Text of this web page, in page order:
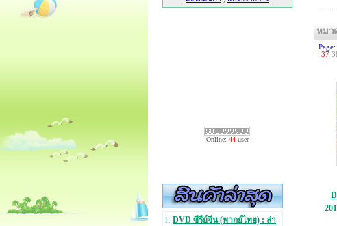
Online: 44user
1. DVD ซีรีย์จีน (พากย์ไทย) : ล่า
หมว
Page:
37